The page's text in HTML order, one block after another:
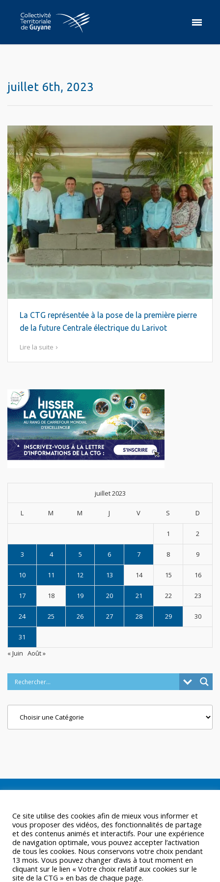
juillet 6th, 2023
La CTG représentée à la pose de la première pierre
de la future Centrale électrique du Larivot
Lire la suite
juillet 2023
L M M J V S D
1 2
3 4 5 6 7 8 9
10 11 12 13 14 15 16
17 18 19 20 21 22 23
24 25 26 27 28 29 30
31
« Juin Août »
Ce site utilise des cookies afin de mieux vous informer et
vous proposer des vidéos, des fonctionnalités de partage
et des contenus animés et interactifs. Pour une expérience
de navigation optimale, vous pouvez accepter l’activation
de tous les cookies. Nous conservons votre choix pendant
13 mois. Vous pouvez changer d’avis à tout moment en
cliquant sur le lien « Votre choix relatif aux cookies sur le
site de la CTG » en bas de chaque page.